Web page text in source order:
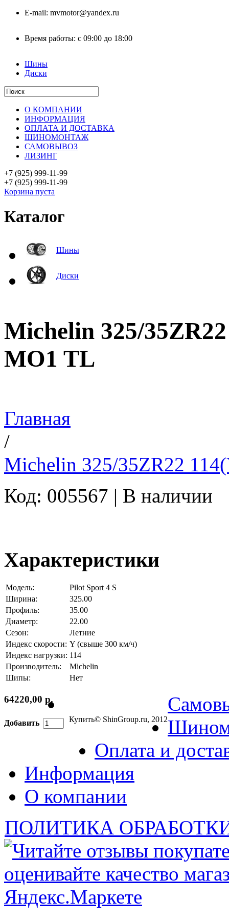
E-mail: mvmotor@yandex.ru
Время работы: с 09:00 до 18:00
Шины
Диски
О КОМПАНИИ
ИНФОРМАЦИЯ
ОПЛАТА И ДОСТАВКА
ШИНОМОНТАЖ
САМОВЫВОЗ
ЛИЗИНГ
+7 (925) 999-11-99
+7 (925) 999-11-99
Корзина пуста
Каталог
Шины
Диски
Michelin 325/
MO1 TL
Главная
/
Michelin 325/35ZR22
Код: 005567 | В наличии
Характеристики
Модель:
Pilot Sport 4 S
Ширина:
325.00
Профиль:
35.00
Диаметр:
22.00
Сезон:
Летние
Индекс скорости: Y (свыше 300 км/ч)
Индекс нагрузки: 114
Производитель:
Michelin
Шипы:
Нет
64220,00 р.
Добавить Купить© ShinGroup.ru, 2012
Оплата и
Информация
О компании
ПОЛИТИКА